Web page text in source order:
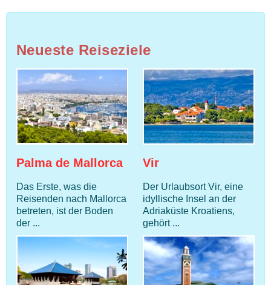
Neueste Reiseziele
Palma de Mallorca
Das Erste, was die
Reisenden nach Mallorca
betreten, ist der Boden
der ...
Vir
Der Urlaubsort Vir, eine
idyllische Insel an der
Adriaküste Kroatiens,
gehört ...